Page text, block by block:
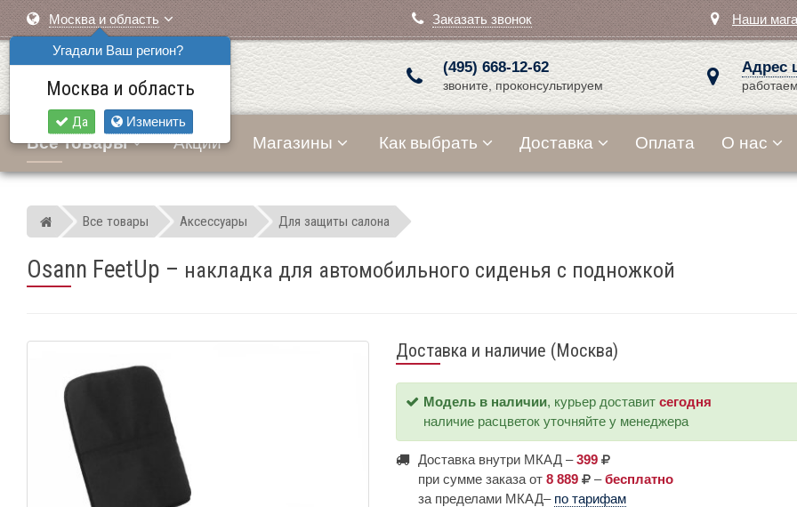
Москва и область
Угадали Ваш регион?
Москва и область
Да Изменить
Заказать звонок Наши
(495) 668-12-62
звоните, проконсультируем
Адрес
Все товары Акции Магазины Как выбрать Доставка Оплата О нас
Мир детских автокресел
Все товары Аксессуары Для защиты салона
Osann FeetUp – накладка для автомобильного сиденья с подножкой
Доставка и наличие (Москва)
Модель в наличии, курьер доставит сегодня
наличие расцветок уточняйте у менеджера
Доставка внутри МКАД –399
при сумме заказа от 8 889 –бесплатно
за пределами МКАД– по тарифам